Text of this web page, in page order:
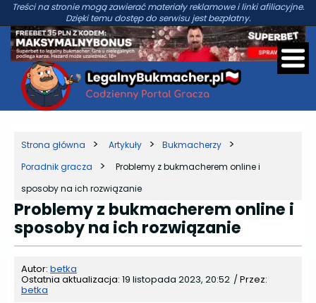
Treści na stronie mogą zawierać materiały reklamowe i linki afiliacyjne.
Dzięki temu dostęp do serwisu jest bezpłatny.
Strona główna Artykuły
Bukmacherzy
Poradnik gracza
Problemy z bukmacherem online i
sposoby na ich rozwiązanie
Problemy z bukmacherem online i
sposoby na ich rozwiązanie
Autor: betka
Ostatnia aktualizacja: 19 listopada 2023, 20:52 /Przez:
betka